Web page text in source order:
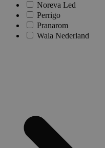
Noreva Led
Perrigo
Pranarom
Wala Nederland